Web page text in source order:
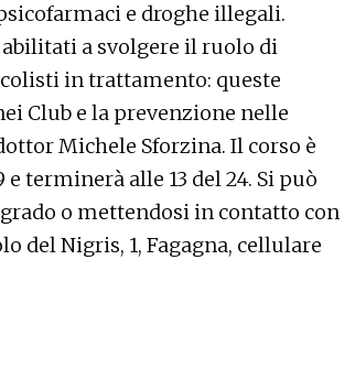
e droghe illegali.
a svolgere il ruolo di
in trattamento: queste
Club e la prevenzione nelle
Michele Sforzina. Il corso è
terminerà alle 13 del 24. Si può
o mettendosi in contatto con
del Nigris, 1, Fagagna, cellulare